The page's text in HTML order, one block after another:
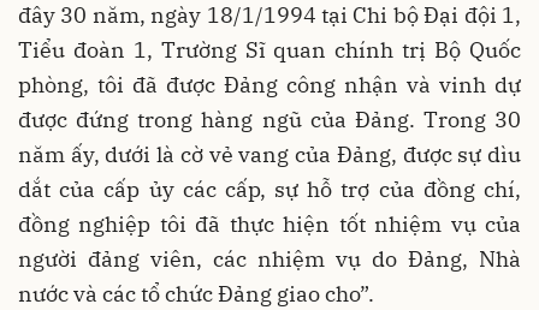
đây 30 năm, ngày 18/1/1994 tại Chi bộ Đại đội 1,
Tiểu đoàn 1, Trường Sĩ quan chính trị Bộ Quốc
phòng, tôi đã được Đảng công nhận và vinh dự
được đứng trong hàng ngũ của Đảng. Trong 30
năm ấy, dưới là cờ vẻ vang của Đảng, được sự dìu
dắt của cấp ủy các cấp, sự hỗ trợ của đồng chí,
đồng nghiệp tôi đã thực hiện tốt nhiệm vụ của
người đảng viên, các nhiệm vụ do Đảng, Nhà
nước và các tổ chức Đảng giao cho”.